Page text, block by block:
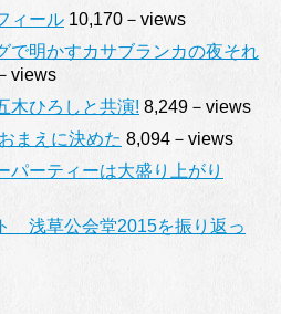
ィール 10,170－views
で明かすカサブランカの夜それ
views
ひろしと共演! 8,249－views
まえに決めた 8,094－views
パーティーは大盛り上がり
浅草公会堂2015を振り返っ